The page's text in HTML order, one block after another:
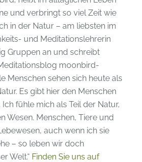
der
Schmetterlinge
in
Sayn
und verbringt so viel Zeit wie
in der Natur – am liebsten im
und Meditationslehrerin
Gruppen an und schreibt
moonbird-
Menschen sehen sich heute als
Es gibt hier den Menschen
fühle mich als Teil der Natur,
Wesen. Menschen, Tiere und
auch wenn ich sie
– so leben wir doch
Welt.“ Finden Sie uns auf